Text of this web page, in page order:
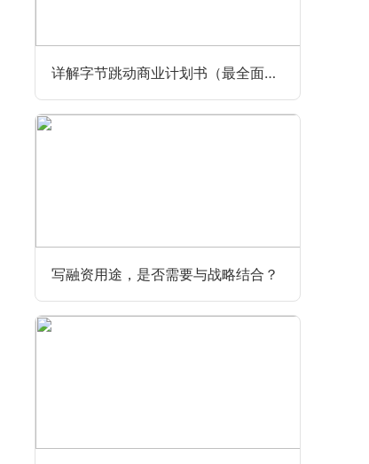
详解字节跳动商业计划书（最全面完整版）
写融资用途，是否需要与战略结合？